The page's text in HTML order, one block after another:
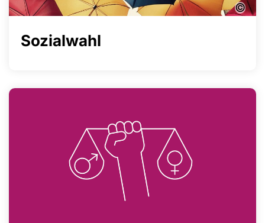
©
Sozialwahl